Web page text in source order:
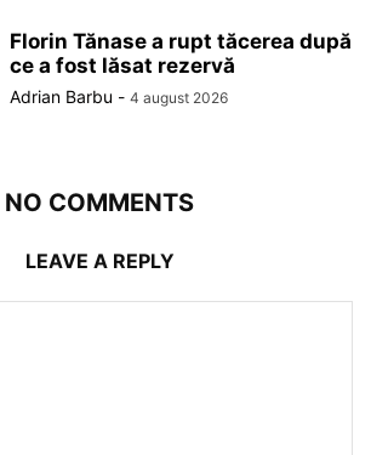
Florin Tănase a rupt tăcerea după
ce a fost lăsat rezervă
Adrian Barbu - 4 august 2026
NO COMMENTS
LEAVE A REPLY